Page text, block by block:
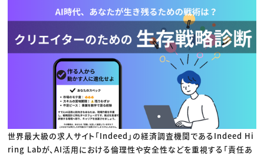
ゲーム・エンタメ
広告
CREATIVE VILLAGEからのお知らせ
プロフェッショナル×つながる×メディア
世界最大級の求人サイト「Indeed」の経済調査機関であるIndeed Hi
ring Labが、AI活用における倫理性や安全性などを重視する「責任あ